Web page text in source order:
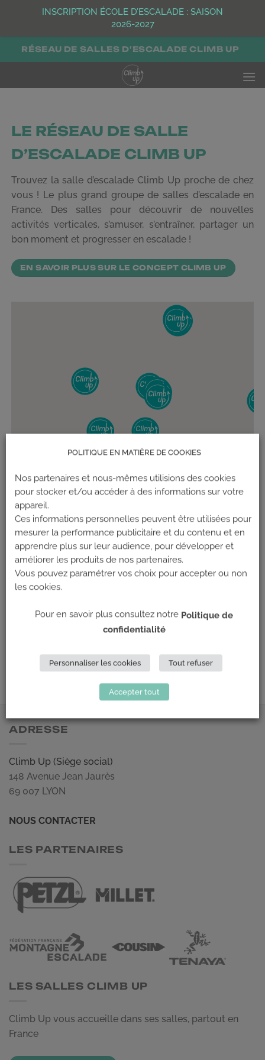
PasserRÉSEAU DE SALLES D'ESCALADE CLIMB UP
LE RÉSEAU DE SALLE
D’ESCALADE CLIMB UP
Trouvez la salle d’escalade Climb Up proche de chez
vous ! Le plus grand groupe de salles d’escalade en
France. Des salles pour découvrir de nouvelles
activités verticales, s’amuser, s’entraîner, partager un
bon moment et progresser en escalade !
EN SAVOIR PLUS SUR LE CONCEPT CLIMB UP
ADRESSE
Climb Up (Siège social)
148 Avenue Jean Jaurès
69 007 LYON
NOUS CONTACTER
LES PARTENAIRES
LES SALLES CLIMB UP
Climb Up vous accueille dans ses salles, partout en
France
INSCRIPTION ÉCOLE D’ESCALADE : SAISON
2026-2027
POLITIQUE EN MATIÈRE DE COOKIES
Nos partenaires et nous-mêmes utilisions des cookies
pour stocker et/ou accéder à des informations sur votre
appareil.
Ces informations personnelles peuvent être utilisées pour
mesurer la performance publicitaire et du contenu et en
apprendre plus sur leur audience, pour développer et
améliorer les produits de nos partenaires.
Vous pouvez paramétrer vos choix pour accepter ou non
les cookies.
Pour en savoir plus consultez notre Politique de
confidentialité
Personnaliser les cookies Tout refuser
Accepter tout